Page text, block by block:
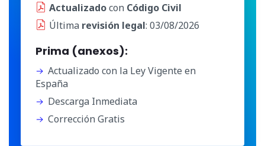
Actualizadocon Código Civil
Última revisión legal: 03/08/2026
Prima (anexos):
Actualizado con la Ley Vigente en
España
Descarga Inmediata
Corrección Gratis